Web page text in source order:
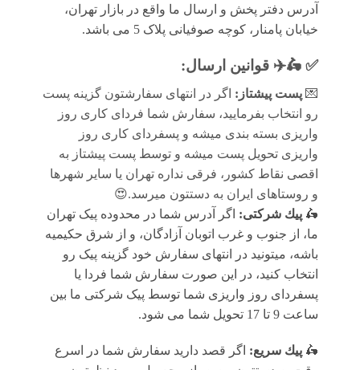
آدرس دفتر پخش و ارسال ما واقع در بازار تهران،
خیابان پامنار، کوچه صوفیانی پلاک 5 می باشد.
✅ 🛵✈️ قوانين ارسال:
💌 پست پیشتاز: اگر در انتهای سفارشتون گزینه پست
رو انتخاب بفرمایید، سفارش شما فردای کاری روز
واریزی بسته بندی میشه و پسفردای کاری روز
واریزی تحویل پست میشه و توسط پست پیشتاز به
اقصی نقاط کشور، فرقی نداره تهران یا سایر شهرها
و روستاهای ایران به دستتون میرسد.😍
🛵 پيك شرکتی: اگر آدرس شما در محدوده پیک تهران
ما، از جنوب و غرب اتوبان آزادگان، و از شرق حکیمیه
باشه، میتونید در انتهای سفارش خود گزینه پیک رو
انتخاب کنید، در این صورت سفارش شما فردا یا
پسفردای روز واريزى شما توسط پیک شرکتی ما بين
ساعت 9 تا 17 تحويل شما مى شود.
🛵 پيك سریع: اگر قصد دارید سفارش شما در اسرع